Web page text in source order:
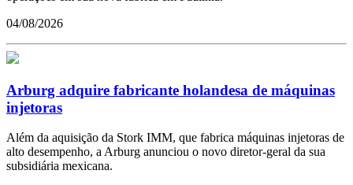
04/08/2026
Arburg adquire fabricante holandesa de máquinas
injetoras
Além da aquisição da Stork IMM, que fabrica máquinas injetoras de
alto desempenho, a Arburg anunciou o novo diretor-geral da sua
subsidiária mexicana.